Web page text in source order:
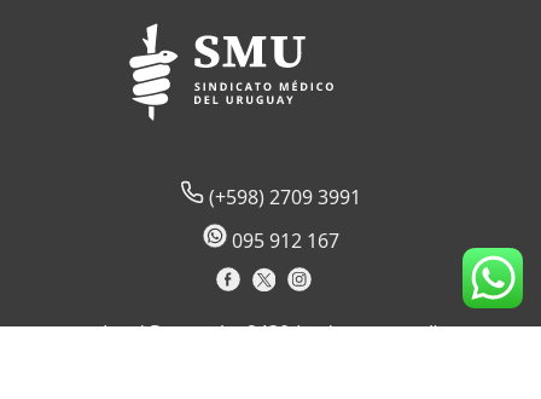
(+598) 2709 3991
095 912 167
Lord Ponsonby 2430 (sede temporal)